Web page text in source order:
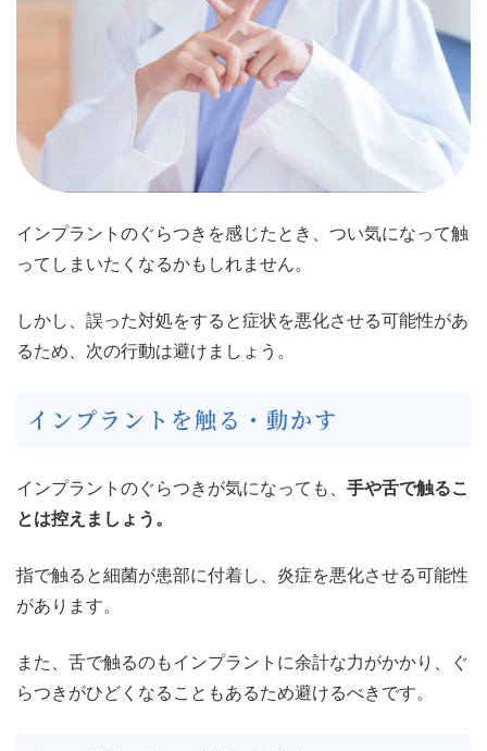
インプラントのぐらつきを感じたとき、つい気になって触
ってしまいたくなるかもしれません。
しかし、誤った対処をすると症状を悪化させる可能性があ
るため、次の行動は避けましょう。
インプラントを触る・動かす
インプラントのぐらつきが気になっても、 手や舌で触るこ
とは控えましょう。
指で触ると細菌が患部に付着し、炎症を悪化させる可能性
があります。
また、舌で触るのもインプラントに余計な力がかかり、ぐ
らつきがひどくなることもあるため避けるべきです。